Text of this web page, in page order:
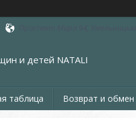
и детей NATALI
таблица Возврат и обмен